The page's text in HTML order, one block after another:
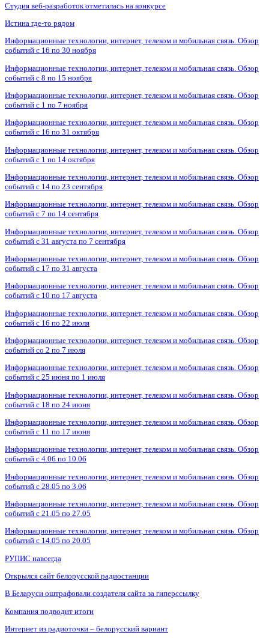
Студия веб-разработок отметилась на конкурсе
Истина где-то рядом
Информационные технологии, интернет, телеком и мобильная связь. Обзор
событий с 16 по 30 ноября
Информационные технологии, интернет, телеком и мобильная связь. Обзор
событий с 8 по 15 ноября
Информационные технологии, интернет, телеком и мобильная связь. Обзор
событий с 1 по 7 ноября
Информационные технологии, интернет, телеком и мобильная связь. Обзор
событий с 16 по 31 октября
Информационные технологии, интернет, телеком и мобильная связь. Обзор
событий с 1 по 14 октября
Информационные технологии, интернет, телеком и мобильная связь. Обзор
событий с 14 по 23 сентября
Информационные технологии, интернет, телеком и мобильная связь. Обзор
событий с 7 по 14 сентября
Информационные технологии, интернет, телеком и мобильная связь. Обзор
событий с 31 августа по 7 сентября
Информационные технологии, интернет, телеком и мобильная связь. Обзор
событий с 17 по 31 августа
Информационные технологии, интернет, телеком и мобильная связь. Обзор
событий с 10 по 17 августа
Информационные технологии, интернет, телеком и мобильная связь. Обзор
событий с 16 по 22 июля
Информационные технологии, интернет, телеком и мобильная связь. Обзор
событий со 2 по 7 июля
Информационные технологии, интернет, телеком и мобильная связь. Обзор
событий с 25 июня по 1 июля
Информационные технологии, интернет, телеком и мобильная связь. Обзор
событий с 18 по 24 июня
Информационные технологии, интернет, телеком и мобильная связь. Обзор
событий с 11 по 17 июня
Информационные технологии, интернет, телеком и мобильная связь. Обзор
событий с 4.06 по 10.06
Информационные технологии, интернет, телеком и мобильная связь. Обзор
событий с 28.05 по 3.06
Информационные технологии, интернет, телеком и мобильная связь. Обзор
событий с 21.05 по 27.05
Информационные технологии, интернет, телеком и мобильная связь. Обзор
событий с 14.05 по 20.05
РУПИС навсегда
Открылся сайт белорусской радиостанции
В Беларуси оштрафовали создателя сайта за гиперссылку
Компания подводит итоги
Интернет из радиоточки – белорусский вариант